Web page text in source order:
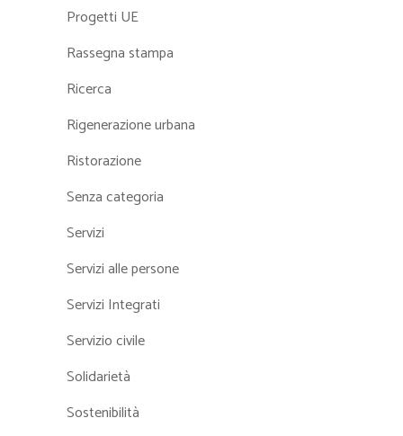
Progetti UE
Rassegna stampa
Ricerca
Rigenerazione urbana
Ristorazione
Senza categoria
Servizi
Servizi alle persone
Servizi Integrati
Servizio civile
Solidarietà
Sostenibilità